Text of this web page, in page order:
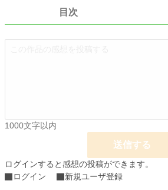
0 pt
文字数 4,160
年間ポイント 12,171 pt (27,814 位)
21,317 pt (68,945 位)
目次
1000文字以内
送信する
ログインすると感想の投稿ができます。
ログイン
新規ユーザ登録